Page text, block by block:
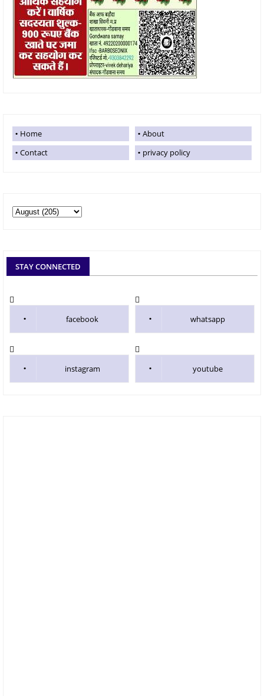
Home
About
Contact
privacy policy
STAY CONNECTED
facebook whatsapp
instagram youtube